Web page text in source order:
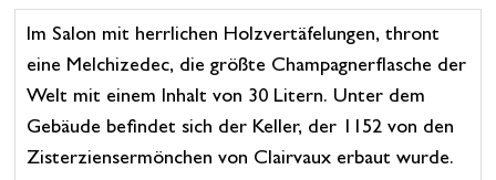
Im Salon mit herrlichen Holzvertäfelungen, thront
eine Melchizedec, die größte Champagnerflasche der
Welt mit einem Inhalt von 30 Litern. Unter dem
Gebäude befindet sich der Keller, der 1152 von den
Zisterziensermönchen von Clairvaux erbaut wurde.